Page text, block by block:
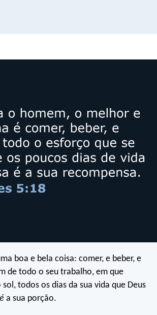
boa e bela coisa: comer, e beber, e
de todo o seu trabalho, em que
todos os dias da sua vida que Deus
é a sua porção.